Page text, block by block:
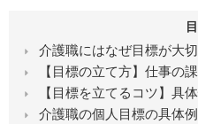
介護職にはなぜ目標が大
【目標の立て方】仕事の
【目標を立てるコツ】具
介護職の個人目標の具体